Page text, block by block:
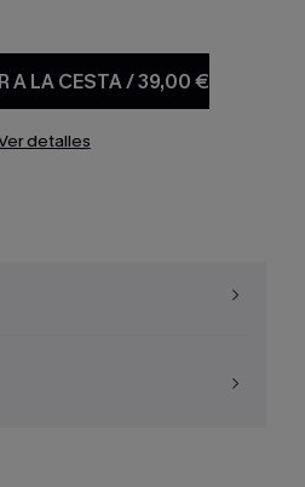
A LA CESTA/39,00 €
detalles